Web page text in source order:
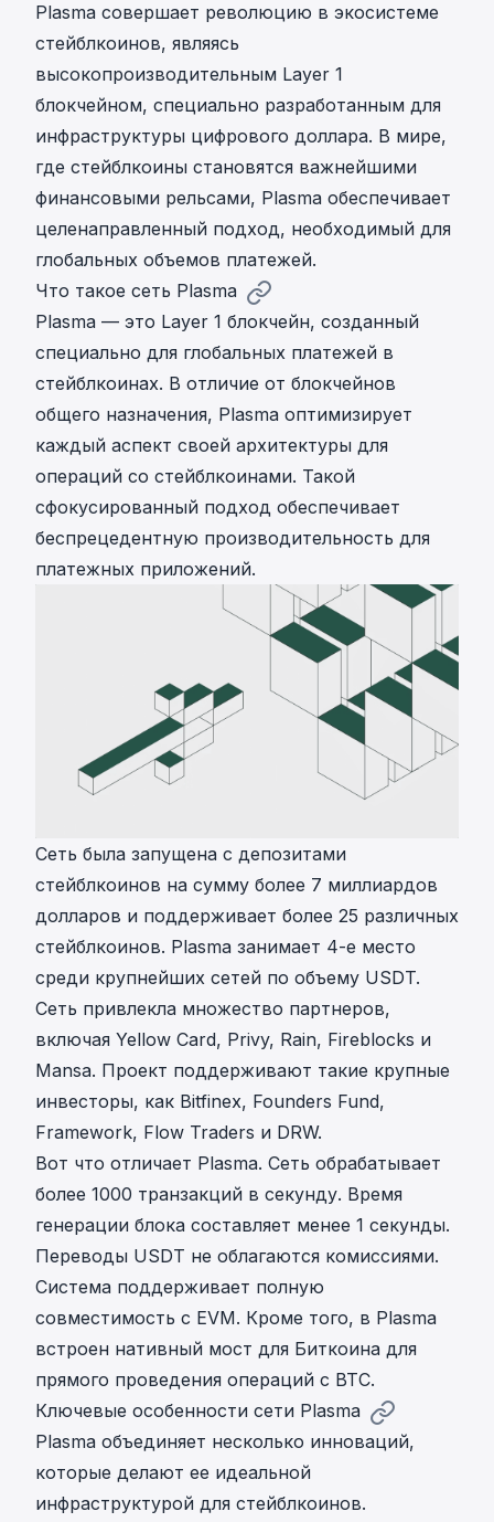
Plasma совершает революцию в экосистеме
стейблкоинов, являясь
высокопроизводительным Layer 1
блокчейном, специально разработанным для
инфраструктуры цифрового доллара. В мире,
где стейблкоины становятся важнейшими
финансовыми рельсами, Plasma обеспечивает
целенаправленный подход, необходимый для
глобальных объемов платежей.
Что такое сеть Plasma
Plasma — это Layer 1 блокчейн, созданный
специально для глобальных платежей в
стейблкоинах. В отличие от блокчейнов
общего назначения, Plasma оптимизирует
каждый аспект своей архитектуры для
операций со стейблкоинами. Такой
сфокусированный подход обеспечивает
беспрецедентную производительность для
платежных приложений.
Сеть была запущена с депозитами
стейблкоинов на сумму более 7 миллиардов
долларов и поддерживает более 25 различных
стейблкоинов. Plasma занимает 4-е место
среди крупнейших сетей по объему USDT.
Сеть привлекла множество партнеров,
включая Yellow Card, Privy, Rain, Fireblocks и
Mansa. Проект поддерживают такие крупные
инвесторы, как Bitfinex, Founders Fund,
Framework, Flow Traders и DRW.
Вот что отличает Plasma. Сеть обрабатывает
более 1000 транзакций в секунду. Время
генерации блока составляет менее 1 секунды.
Переводы USDT не облагаются комиссиями.
Система поддерживает полную
совместимость с EVM. Кроме того, в Plasma
встроен нативный мост для Биткоина для
прямого проведения операций с BTC.
Ключевые особенности сети Plasma
Plasma объединяет несколько инноваций,
которые делают ее идеальной
инфраструктурой для стейблкоинов.